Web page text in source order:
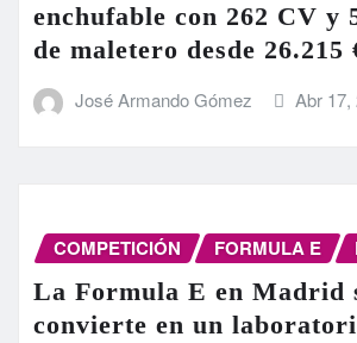
enchufable con 262 CV y
de maletero desde 26.215
José Armando Gómez Abr 17,
COMPETICIÓN FORMULA E
La Formula E en Madrid
convierte en un